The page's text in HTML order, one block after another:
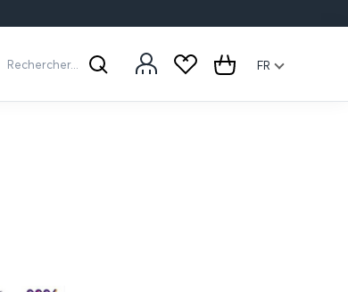
Rechercher
Rechercher... Cart FR